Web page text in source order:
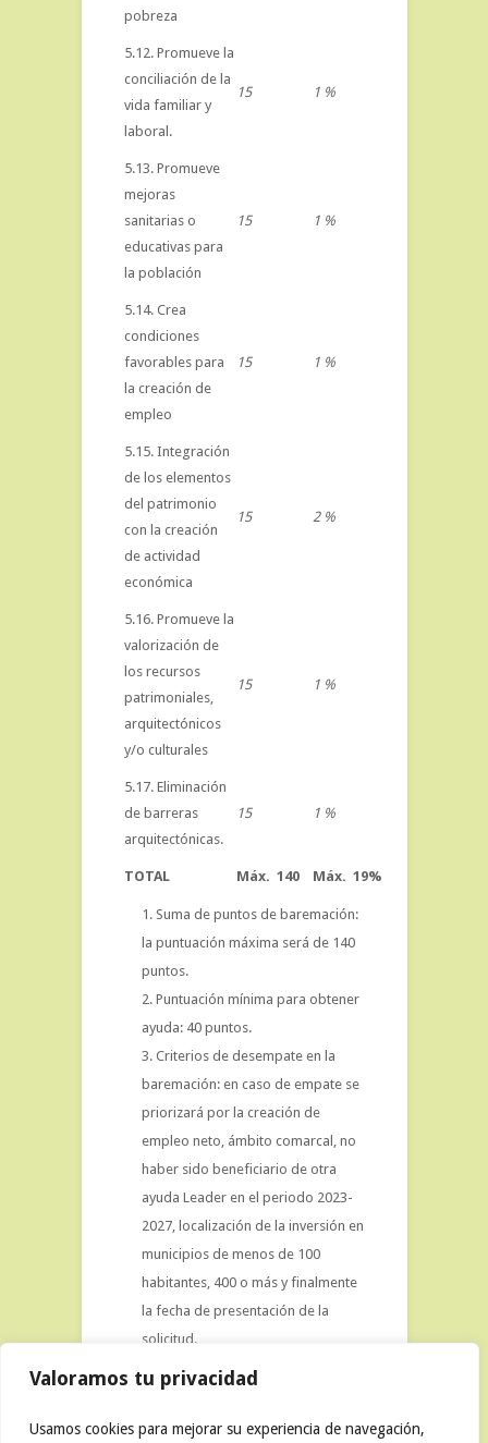
Valoramos tu privacidad
Usamos cookies para mejorar su experiencia de navegación,
pobreza
5.12. Promueve la
conciliación de la
vida familiar y
laboral.
15 1 %
5.13. Promueve
mejoras
sanitarias o
educativas para
la población
15 1 %
5.14. Crea
condiciones
favorables para
la creación de
empleo
15 1 %
5.15. Integración
de los elementos
del patrimonio
con la creación
de actividad
económica
15 2 %
5.16. Promueve la
valorización de
los recursos
patrimoniales,
arquitectónicos
y/o culturales
15 1 %
5.17. Eliminación
de barreras
arquitectónicas.
15 1 %
TOTAL Máx. 140 Máx. 19%
Suma de puntos de baremación:
la puntuación máxima será de 140
puntos.
Puntuación mínima para obtener
ayuda: 40 puntos.
Criterios de desempate en la
baremación: en caso de empate se
priorizará por la creación de
empleo neto, ámbito comarcal, no
haber sido beneficiario de otra
ayuda Leader en el periodo 2023-
2027, localización de la inversión en
municipios de menos de 100
habitantes, 400 o más y finalmente
la fecha de presentación de la
solicitud.